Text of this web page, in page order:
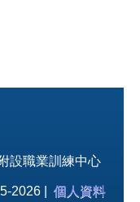
設職業訓練中心
2026 | 個人資料